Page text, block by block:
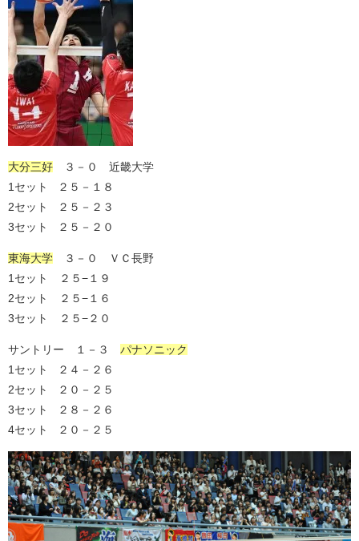
大分三好 ３－０ 近畿大学
1セット ２５－１８
2セット ２５－２３
3セット ２５－２０
東海大学 ３－０ ＶＣ長野
1セット ２５−１９
2セット ２５−１６
3セット ２５−２０
サントリー １－３ パナソニック
1セット ２４－２６
2セット ２０－２５
3セット ２８－２６
4セット ２０－２５